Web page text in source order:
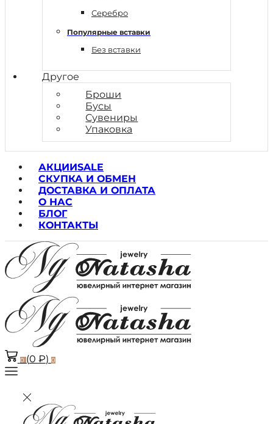
Серебро
Популярные вставки
Без вставки
Другое
Броши
Бусы
Сувениры
Упаковка
АКЦИИSALE
СКУПКА И ОБМЕН
ДОСТАВКА И ОПЛАТА
О НАС
БЛОГ
КОНТАКТЫ
0 (0 ₽) 0